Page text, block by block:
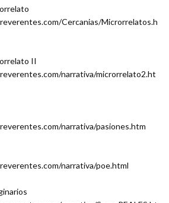
Cercanias/Microrrelatos.h
II
narrativa/microrrelato2.ht
narrativa/pasiones.htm
narrativa/poe.html